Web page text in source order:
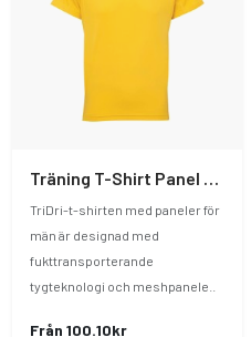
Träning T-Shirt Panel Herr
TriDri-t-shirten med paneler för
män är designad med
fukttransporterande
tygteknologi och meshpanele..
Från 100.10kr